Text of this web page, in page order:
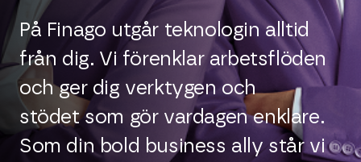
På Finago utgår teknologin alltid
från dig. Vi förenklar arbetsflöden
och ger dig verktygen och
stödet som gör vardagen enklare.
Som din bold business ally står vi